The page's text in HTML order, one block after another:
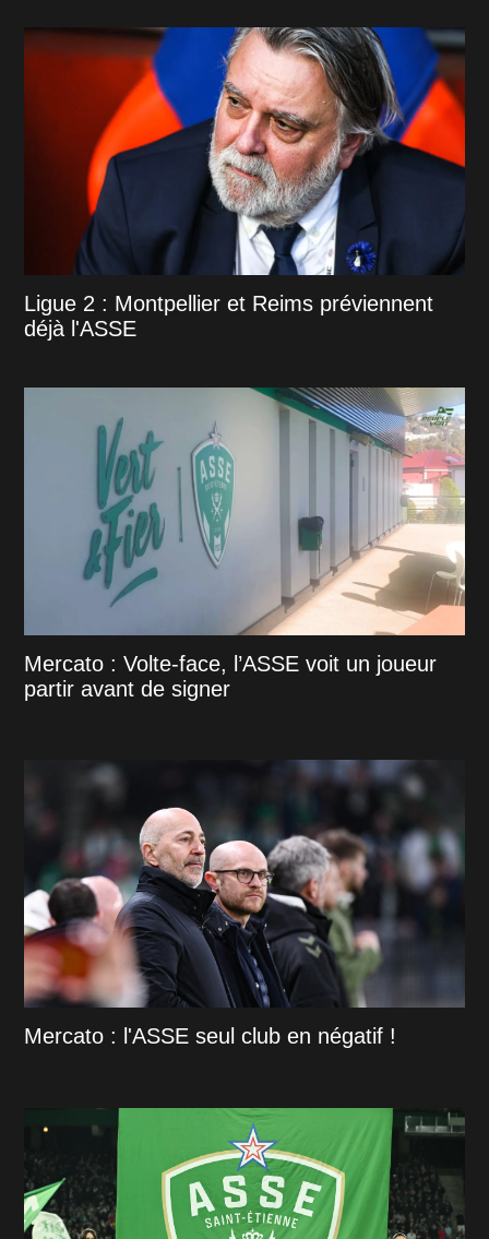
Ligue 2 : Montpellier et Reims préviennent
déjà l'ASSE
Mercato : Volte-face, l’ASSE voit un joueur
partir avant de signer
Mercato : l'ASSE seul club en négatif !